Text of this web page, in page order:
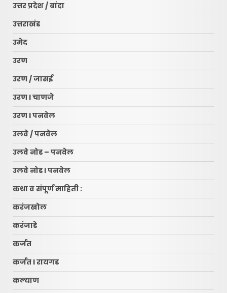
उत्तर प्रदेश / बांदा
उत्तराखंड
उमेद
उरण
उरण / जासई
उरण l चाणजे
उरण l पनवेल
उलवे / पनवेल
उलवे नोड – पनवेल
उलवे नोड l पनवेल
कथा व संपूर्ण माहिती :
करंजखोल
करंजाडे
कर्जत
कर्जत l रायगड
कल्याण